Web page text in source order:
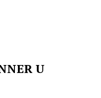
U